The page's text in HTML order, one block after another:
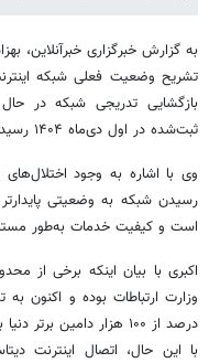
به گزارش خبرگزاری خبرآنلاین،
تشریح وضعیت فعلی شبکه
ثبت‌شده در اول دی‌ماه ۱۴۰۴ رسیده است.»
وی با اشاره به وجود اختلال‌های
رسیدن شبکه به وضعیتی
است و کیفیت خدمات به‌طور
اکبری با بیان اینکه برخی از
درصد از ۱۰۰ هزار دامین
با این حال، اتصال اینترنت